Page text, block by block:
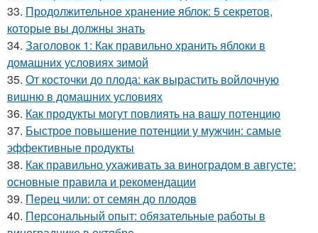
33. Продолжительное хранение яблок: 5 секретов,
которые вы должны знать
34. Заголовок 1: Как правильно хранить яблоки в
домашних условиях зимой
35. От косточки до плода: как вырастить войлочную
вишню в домашних условиях
36. Как продукты могут повлиять на вашу потенцию
37. Быстрое повышение потенции у мужчин: самые
эффективные продукты
38. Как правильно ухаживать за виноградом в августе:
основные правила и рекомендации
39. Перец чили: от семян до плодов
40. Персональный опыт: обязательные работы в